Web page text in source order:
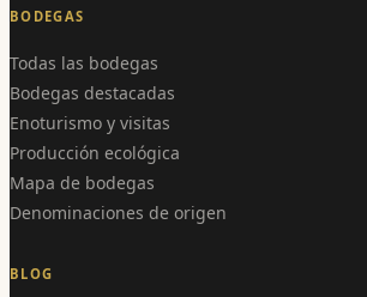
BODEGAS
Todas las bodegas
Bodegas destacadas
Enoturismo y visitas
Producción ecológica
Mapa de bodegas
Denominaciones de origen
BLOG